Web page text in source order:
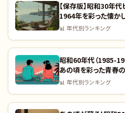
【保存版】昭和30年
1964年を彩った懐か
すか？｜全曲リスト付き
📊 年代別ランキング
昭和60年代（1985-
あの頃を彩った青春
📊 年代別ランキング